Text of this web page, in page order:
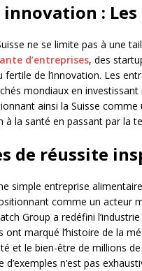
:
ne se limite pas à une
d’entreprises, des
de l’innovation. Les
mondiaux en
ainsi la Suisse
à la santé en passant par la
de réussite
simple entreprise
comme un acteur
Group a redéfini
ont marqué l’histoire de la
et le bien-être de millions
n’est pas